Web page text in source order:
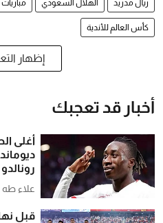
ريال مدريد الهلال السعودي
كأس العالم للأندية
إظهار
أخبار قد تعجبك
أغلى
رونالدو
علاء طه